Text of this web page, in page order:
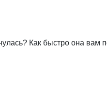
Как быстро она вам